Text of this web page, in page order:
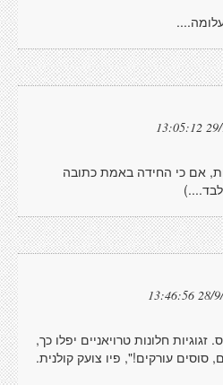
29/9/
אם כי החידה באמת כתובה
28/9/
זגוגיות חלונות טרויאניים יפלו כך,
עורקים!", פיו צועק קולנית.